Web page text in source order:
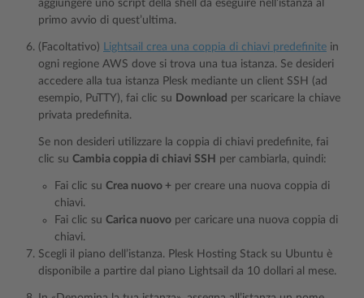
aggiungere uno script della shell da eseguire nell’istanza al
primo avvio di quest’ultima.
(Facoltativo) Lightsail crea una coppia di chiavi predefinite in
ogni regione AWS dove si trova una tua istanza. Se desideri
accedere alla tua istanza Plesk mediante un client SSH (ad
esempio, PuTTY), fai clic su Download per scaricare la chiave
privata predefinita.
Se non desideri utilizzare la coppia di chiavi predefinite, fai
clic su Cambia coppia di chiavi SSH per cambiarla, quindi:
Fai clic su Crea nuovo + per creare una nuova coppia di
chiavi.
Fai clic su Carica nuovo per caricare una nuova coppia di
chiavi.
Scegli il piano dell’istanza. Plesk Hosting Stack su Ubuntu è
disponibile a partire dal piano Lightsail da 10 dollari al mese.